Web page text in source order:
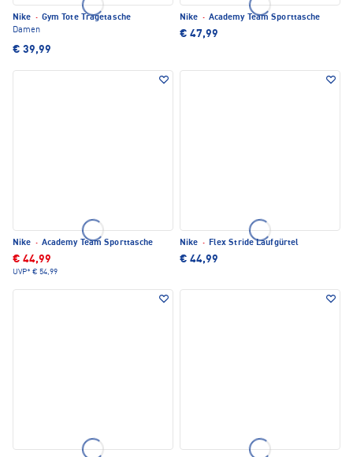
Nike · Gym Tote Tragetasche
Damen
€ 39,99
Nike · Academy Team Sporttasche
€ 47,99
Nike · Academy Team Sporttasche
€ 44,99
UVP* € 54,99
Nike · Flex Stride Laufgürtel
€ 44,99